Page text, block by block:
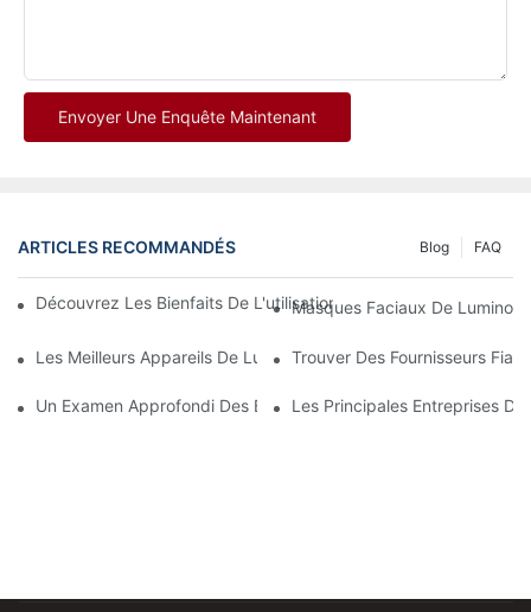
Envoyer Une Enquête Maintenant
ARTICLES RECOMMANDÉS FAQ
Blog
Découvrez Les Bienfaits De L'utilisation D'un Masque De
Masques Faciaux De
Les Meilleurs Appareils De Luminothérapie Rouge Et Infrarouge
Trouver Des Fournisseurs
Un Examen Approfondi Des Bienfaits De La Luminothérapie
Les Principales Entreprises